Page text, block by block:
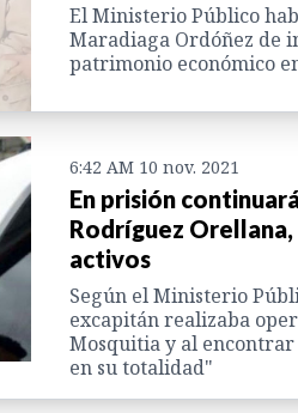
El Ministerio Público
Maradiaga Ordóñez de
patrimonio económico
6:42 AM 10 nov. 2021
En prisión
Rodríguez
activos
Según el Ministerio
excapitán realizaba
Mosquitia y al
en su totalidad"